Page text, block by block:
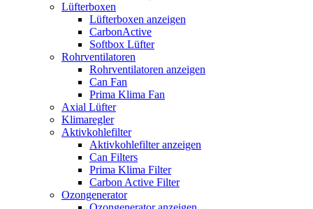
Lüfterboxen
Lüfterboxen anzeigen
CarbonActive
Softbox Lüfter
Rohrventilatoren
Rohrventilatoren anzeigen
Can Fan
Prima Klima Fan
Axial Lüfter
Klimaregler
Aktivkohlefilter
Aktivkohlefilter anzeigen
Can Filters
Prima Klima Filter
Carbon Active Filter
Ozongenerator